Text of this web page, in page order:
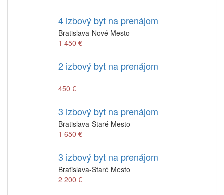
4 izbový byt na prenájom
Bratislava-Nové Mesto
1 450 €
2 izbový byt na prenájom
450 €
3 izbový byt na prenájom
Bratislava-Staré Mesto
1 650 €
3 izbový byt na prenájom
Bratislava-Staré Mesto
2 200 €